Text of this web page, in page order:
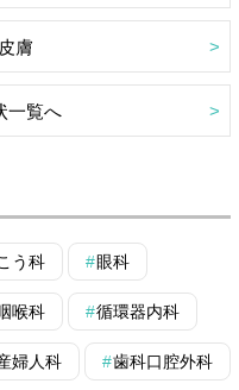
皮膚
一覧へ
う科 眼科
喉科 循環器内科
婦人科 歯科口腔外科